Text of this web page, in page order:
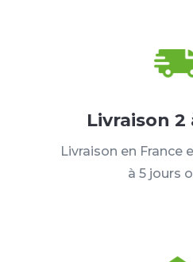
Livraison 2
Livraison en France
à 5 jours